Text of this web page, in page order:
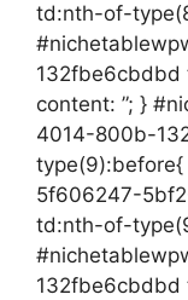
td:nth-of-
content: ”; }
4014-800b-
5f606247-
td:nth-of-